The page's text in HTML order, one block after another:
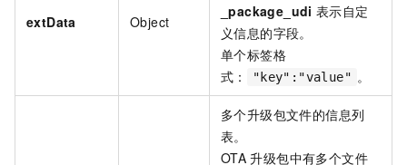
extData Object
_package_udi 表示自定
义信息的字段。
单个标签格
式：
"key":"value" 。
多个升级包文件的信息列
表。
OTA 升级包中有多个文件